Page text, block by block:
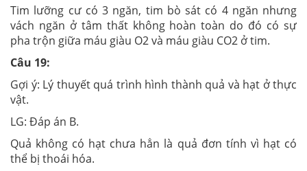
Tim lưỡng cư có 3 ngăn, tim bò sát có 4 ngăn nhưng
vách ngăn ở tâm thất không hoàn toàn do đó có sự
pha trộn giữa máu giàu O2 và máu giàu CO2 ở tim.
Câu 19:
Gợi ý: Lý thuyết quá trình hình thành quả và hạt ở thực
vật.
LG: Đáp án B.
Quả không có hạt chưa hẳn là quả đơn tính vì hạt có
thể bị thoái hóa.